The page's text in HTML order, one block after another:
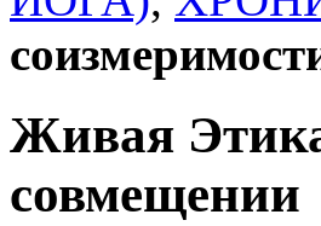
Живая
совмещении